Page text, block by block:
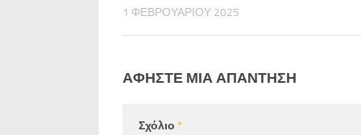
1 ΦΕΒΡΟΥΑΡΊΟΥ 2025
ΑΦΉΣΤΕ ΜΙΑ ΑΠΆΝΤΗΣΗ
Σχόλιο *